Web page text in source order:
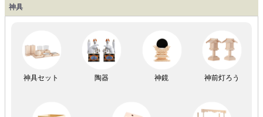
神具
神具セット 陶器 神鏡 神前灯ろう